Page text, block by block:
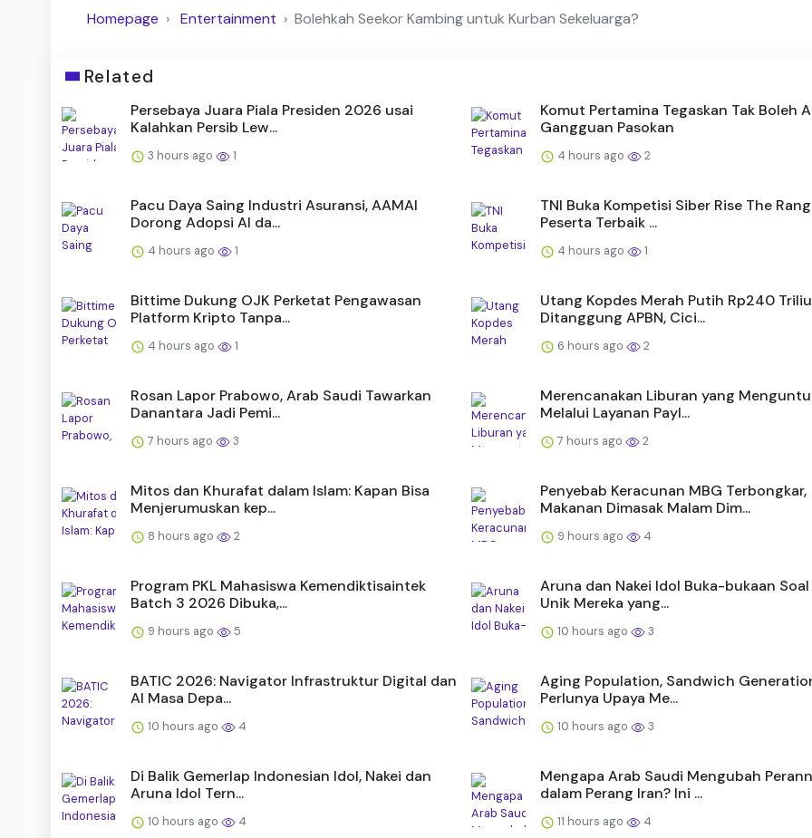
Homepage Entertainment Bolehkah Seekor Kambing untuk Kurban Sekeluarga?
Related
Persebaya Juara Piala Presiden 2026 usai
Kalahkan Persib Lew...
3 hours ago 1
Komut Pertamina Tegaskan Tak Boleh
Gangguan Pasokan
4 hours ago 2
Pacu Daya Saing Industri Asuransi, AAMAI
Dorong Adopsi AI da...
4 hours ago 1
TNI Buka Kompetisi Siber Rise The
Peserta Terbaik ...
4 hours ago 1
Bittime Dukung OJK Perketat Pengawasan
Platform Kripto Tanpa...
4 hours ago 1
Utang Kopdes Merah Putih Rp240
Ditanggung APBN, Cici...
6 hours ago 2
Rosan Lapor Prabowo, Arab Saudi Tawarkan
Danantara Jadi Pemi...
7 hours ago 3
Merencanakan Liburan yang
Melalui Layanan Payl...
7 hours ago 2
Mitos dan Khurafat dalam Islam: Kapan Bisa
Menjerumuskan kep...
8 hours ago 2
Penyebab Keracunan MBG Terbongkar,
Makanan Dimasak Malam Dim...
9 hours ago 4
Program PKL Mahasiswa Kemendiktisaintek
Batch 3 2026 Dibuka,...
9 hours ago 5
Aruna dan Nakei Idol Buka-bukaan Soal
Unik Mereka yang...
10 hours ago 3
BATIC 2026: Navigator Infrastruktur Digital dan
AI Masa Depa...
10 hours ago 4
Aging Population, Sandwich
Perlunya Upaya Me...
10 hours ago 3
Di Balik Gemerlap Indonesian Idol, Nakei dan
Aruna Idol Tern...
10 hours ago 4
Mengapa Arab Saudi Mengubah
dalam Perang Iran? Ini ...
11 hours ago 4